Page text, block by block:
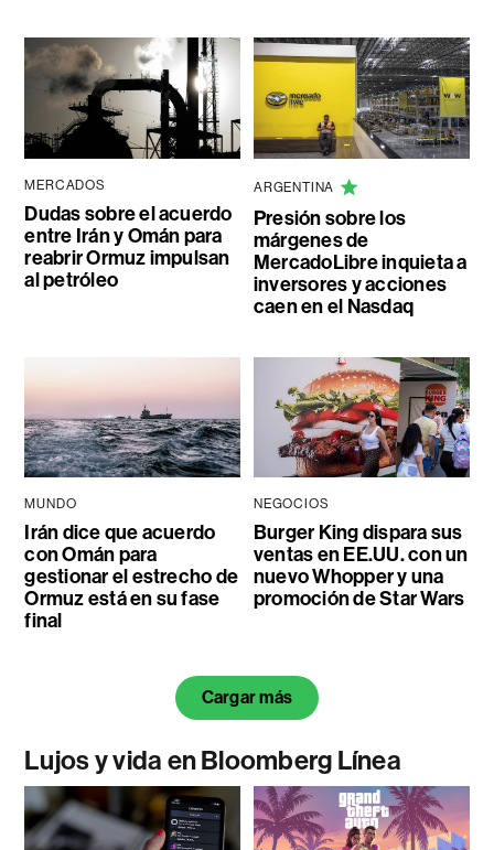
MERCADOS
Dudas sobre el acuerdo
entre Irán y Omán para
reabrir Ormuz impulsan
al petróleo
ARGENTINA
Presión sobre los
márgenes de
MercadoLibre inquieta a
inversores y acciones
caen en el Nasdaq
MUNDO
Irán dice que acuerdo
con Omán para
gestionar el estrecho de
Ormuz está en su fase
final
NEGOCIOS
Burger King dispara sus
ventas en EE.UU. con un
nuevo Whopper y una
promoción de Star Wars
Cargar más
Lujos y vida en Bloomberg Línea